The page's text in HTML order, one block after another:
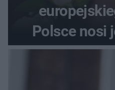
Polsce nosi